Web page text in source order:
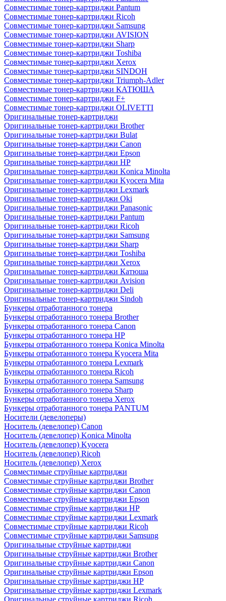
Совместимые тонер-картриджи Pantum
Совместимые тонер-картриджи Ricoh
Совместимые тонер-картриджи Samsung
Совместимые тонер-картриджи AVISION
Совместимые тонер-картриджи Sharp
Совместимые тонер-картриджи Toshiba
Совместимые тонер-картриджи Xerox
Совместимые тонер-картриджи SINDOH
Совместимые тонер-картриджи Triumph-Adler
Совместимые тонер-картриджи КАТЮША
Совместимые тонер-картриджи F+
Совместимые тонер-картриджи OLIVETTI
Оригинальные тонер-картриджи
Оригинальные тонер-картриджи Brother
Оригинальные тонер-картриджи Bulat
Оригинальные тонер-картриджи Canon
Оригинальные тонер-картриджи Epson
Оригинальные тонер-картриджи HP
Оригинальные тонер-картриджи Konica Minolta
Оригинальные тонер-картриджи Kyocera Mita
Оригинальные тонер-картриджи Lexmark
Оригинальные тонер-картриджи Oki
Оригинальные тонер-картриджи Panasonic
Оригинальные тонер-картриджи Pantum
Оригинальные тонер-картриджи Ricoh
Оригинальные тонер-картриджи Samsung
Оригинальные тонер-картриджи Sharp
Оригинальные тонер-картриджи Toshiba
Оригинальные тонер-картриджи Xerox
Оригинальные тонер-картриджи Катюша
Оригинальные тонер-картриджи Avision
Оригинальные тонер-картриджи Deli
Оригинальные тонер-картриджи Sindoh
Бункеры отработанного тонера
Бункеры отработанного тонера Brother
Бункеры отработанного тонера Canon
Бункеры отработанного тонера HP
Бункеры отработанного тонера Konica Minolta
Бункеры отработанного тонера Kyocera Mita
Бункеры отработанного тонера Lexmark
Бункеры отработанного тонера Ricoh
Бункеры отработанного тонера Samsung
Бункеры отработанного тонера Sharp
Бункеры отработанного тонера Xerox
Бункеры отработанного тонера PANTUM
Носители (девелоперы)
Носитель (девелопер) Canon
Носитель (девелопер) Konica Minolta
Носитель (девелопер) Kyocera
Носитель (девелопер) Ricoh
Носитель (девелопер) Xerox
Совместимые струйные картриджи
Совместимые струйные картриджи Brother
Совместимые струйные картриджи Canon
Совместимые струйные картриджи Epson
Совместимые струйные картриджи HP
Совместимые струйные картриджи Lexmark
Совместимые струйные картриджи Ricoh
Совместимые струйные картриджи Samsung
Оригинальные струйные картриджи
Оригинальные струйные картриджи Brother
Оригинальные струйные картриджи Canon
Оригинальные струйные картриджи Epson
Оригинальные струйные картриджи HP
Оригинальные струйные картриджи Lexmark
Оригинальные струйные картриджи Ricoh